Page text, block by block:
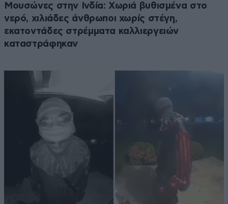
Μουσώνες στην Ινδία: Χωριά βυθισμένα στο
νερό, χιλιάδες άνθρωποι χωρίς στέγη,
εκατοντάδες στρέμματα καλλιεργειών
καταστράφηκαν